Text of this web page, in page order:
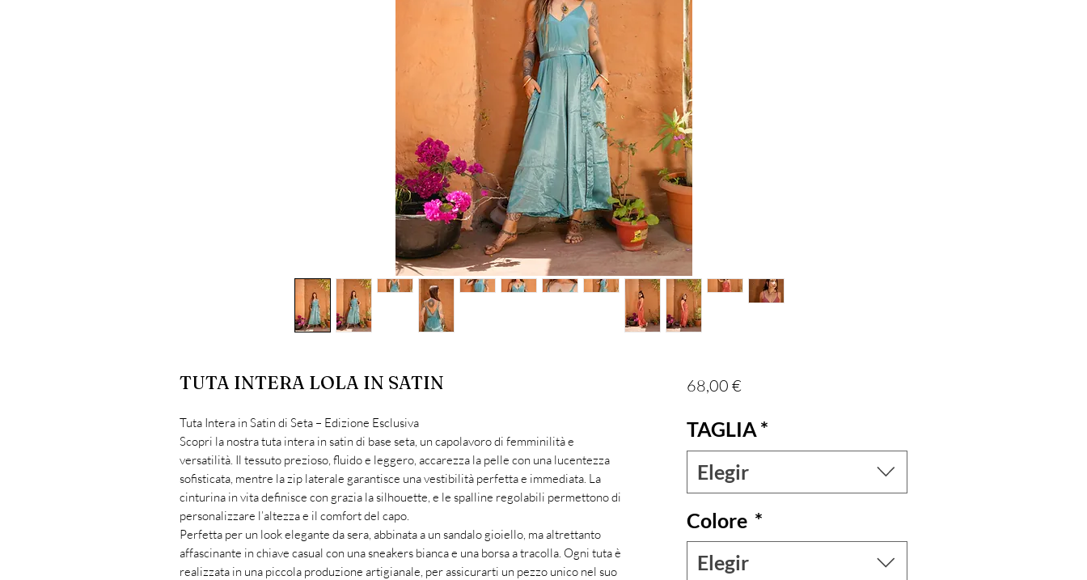
TUTA INTERA LOLA IN SATIN
Tuta Intera in Satin di Seta – Edizione Esclusiva
Scopri la nostra tuta intera in satin di base seta, un capolavoro di femminilità e
versatilità. Il tessuto prezioso, fluido e leggero, accarezza la pelle con una lucentezza
sofisticata, mentre la zip laterale garantisce una vestibilità perfetta e immediata. La
cinturina in vita definisce con grazia la silhouette, e le spalline regolabili permettono di
personalizzare l’altezza e il comfort del capo.
Perfetta per un look elegante da sera, abbinata a un sandalo gioiello, ma altrettanto
affascinante in chiave casual con una sneakers bianca e una borsa a tracolla. Ogni tuta è
realizzata in una piccola produzione artigianale, per assicurarti un pezzo unico nel suo
68,00 €Precio
TAGLIA*
Elegir
Colore *
Elegir